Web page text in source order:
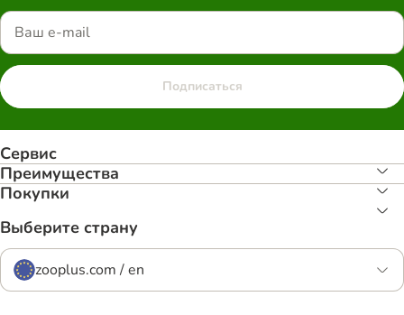
Подписаться
Сервис
Преимуществa
Покупки
Выберите страну
zooplus.com / en